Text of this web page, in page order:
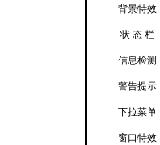
背景特效
状 态 栏
信息检测
警告提示
下拉菜单
窗口特效